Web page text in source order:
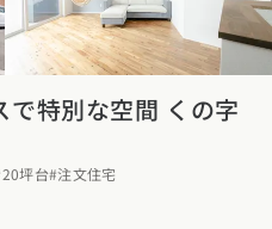
特別な空間 くの字
坪台#注文住宅